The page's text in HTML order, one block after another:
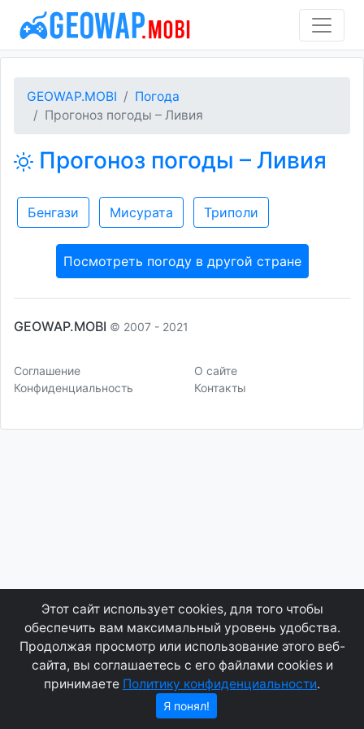
GEOWAP.MOBI
Погода
Прогоноз погоды – Ливия
Прогоноз погоды – Ливия
Бенгази Мисурата Триполи
Посмотреть погоду в другой стране
GEOWAP.MOBI © 2007 - 2021
Соглашение
Конфиденциальность
О сайте
Контакты
Этот сайт использует cookies, для того чтобы
обеспечить вам максимальный уровень удобства.
Продолжая просмотр или использование этого веб-
сайта, вы соглашаетесь с его файлами cookies и
принимаете Политику конфиденциальности.
Я понял!